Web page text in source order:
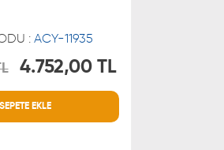
: ACY-11935
4.752,00 TL
SEPETE EKLE
HİZMETLERİ